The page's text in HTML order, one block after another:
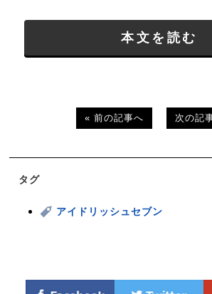
本文を読む
« 前の記事へ 次の記
タグ
アイドリッシュセブン